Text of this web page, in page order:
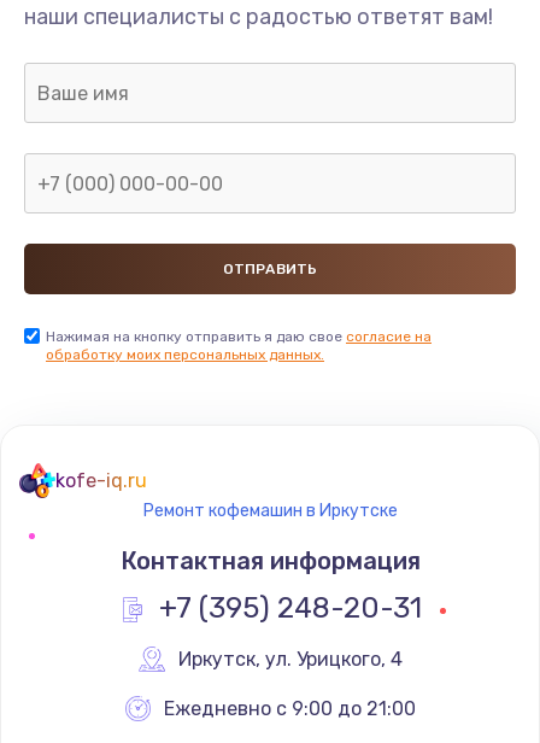
Ремонт бойлера
1100 руб.
780 руб.
Заказать
785 руб.
Заказать
1165 руб.
Заказать
наши специалисты с радостью ответят вам!
Нажимая на кнопку отправить я даю свое согласие на
обработку моих персональных данных.
kofe-iq.ru
Ремонт кофемашин в Иркутске
Контактная информация
+7 (395) 248-20-31
Иркутск, ул. Урицкого, 4
Ежедневно с 9:00 до 21:00